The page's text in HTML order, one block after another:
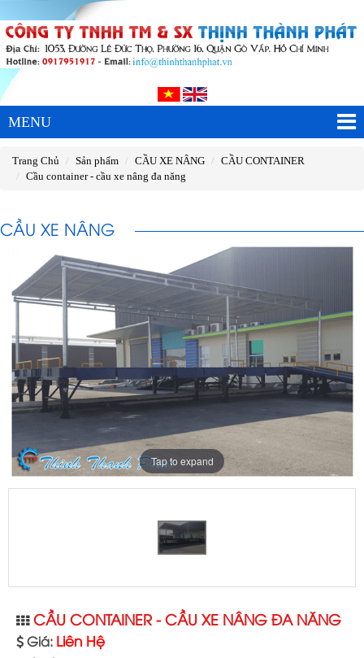
MENU
Trang Chủ Sản phẩm CẦU XE NÂNG
CẦU CONTAINER
Cầu container - cầu xe nâng đa năng
CẦU XE NÂNG
Tap to expand
CẦU CONTAINER - CẦU XE NÂNG ĐA NĂNG
Giá: Liên Hệ